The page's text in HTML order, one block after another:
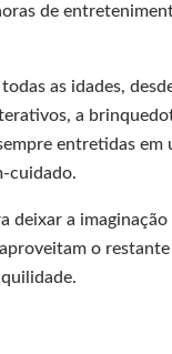
de
as idades,
a
entretidas em
cuidado.
deixar a
o